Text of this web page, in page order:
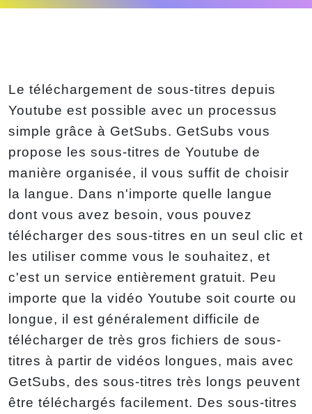
Le téléchargement de sous-titres depuis
Youtube est possible avec un processus
simple grâce à GetSubs. GetSubs vous
propose les sous-titres de Youtube de
manière organisée, il vous suffit de choisir
la langue. Dans n'importe quelle langue
dont vous avez besoin, vous pouvez
télécharger des sous-titres en un seul clic et
les utiliser comme vous le souhaitez, et
c'est un service entièrement gratuit. Peu
importe que la vidéo Youtube soit courte ou
longue, il est généralement difficile de
télécharger de très gros fichiers de sous-
titres à partir de vidéos longues, mais avec
GetSubs, des sous-titres très longs peuvent
être téléchargés facilement. Des sous-titres